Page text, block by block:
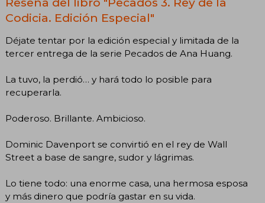
Codicia. Edición Especial"
Déjate tentar por la edición especial y limitada de la
tercer entrega de la serie Pecados de Ana Huang.
La tuvo, la perdió… y hará todo lo posible para
recuperarla.
Poderoso. Brillante. Ambicioso.
Dominic Davenport se convirtió en el rey de Wall
Street a base de sangre, sudor y lágrimas.
Lo tiene todo: una enorme casa, una hermosa esposa
y más dinero que podría gastar en su vida.